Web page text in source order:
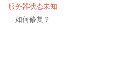
服务器状态未知
如何修复？